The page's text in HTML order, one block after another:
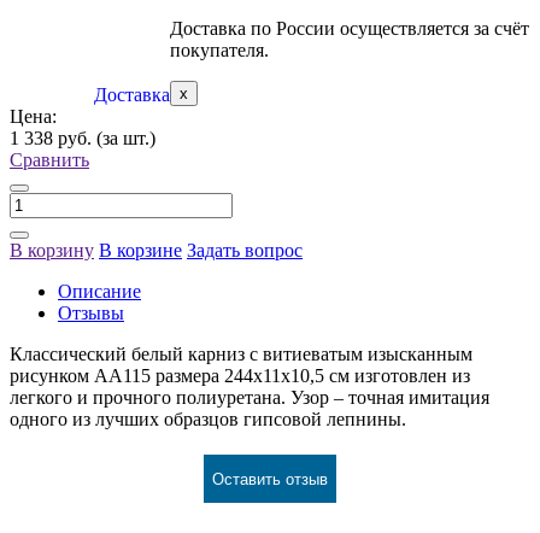
Доставка
Доставка по России осуществляется за счёт
покупателя.
x
Цена:
1 338 руб. (за шт.)
Сравнить
В корзину В корзине Задать вопрос
Описание
Отзывы
Классический белый карниз с витиеватым изысканным
рисунком АА115 размера 244х11х10,5 см изготовлен из
легкого и прочного полиуретана. Узор – точная имитация
одного из лучших образцов гипсовой лепнины.
Оставить отзыв